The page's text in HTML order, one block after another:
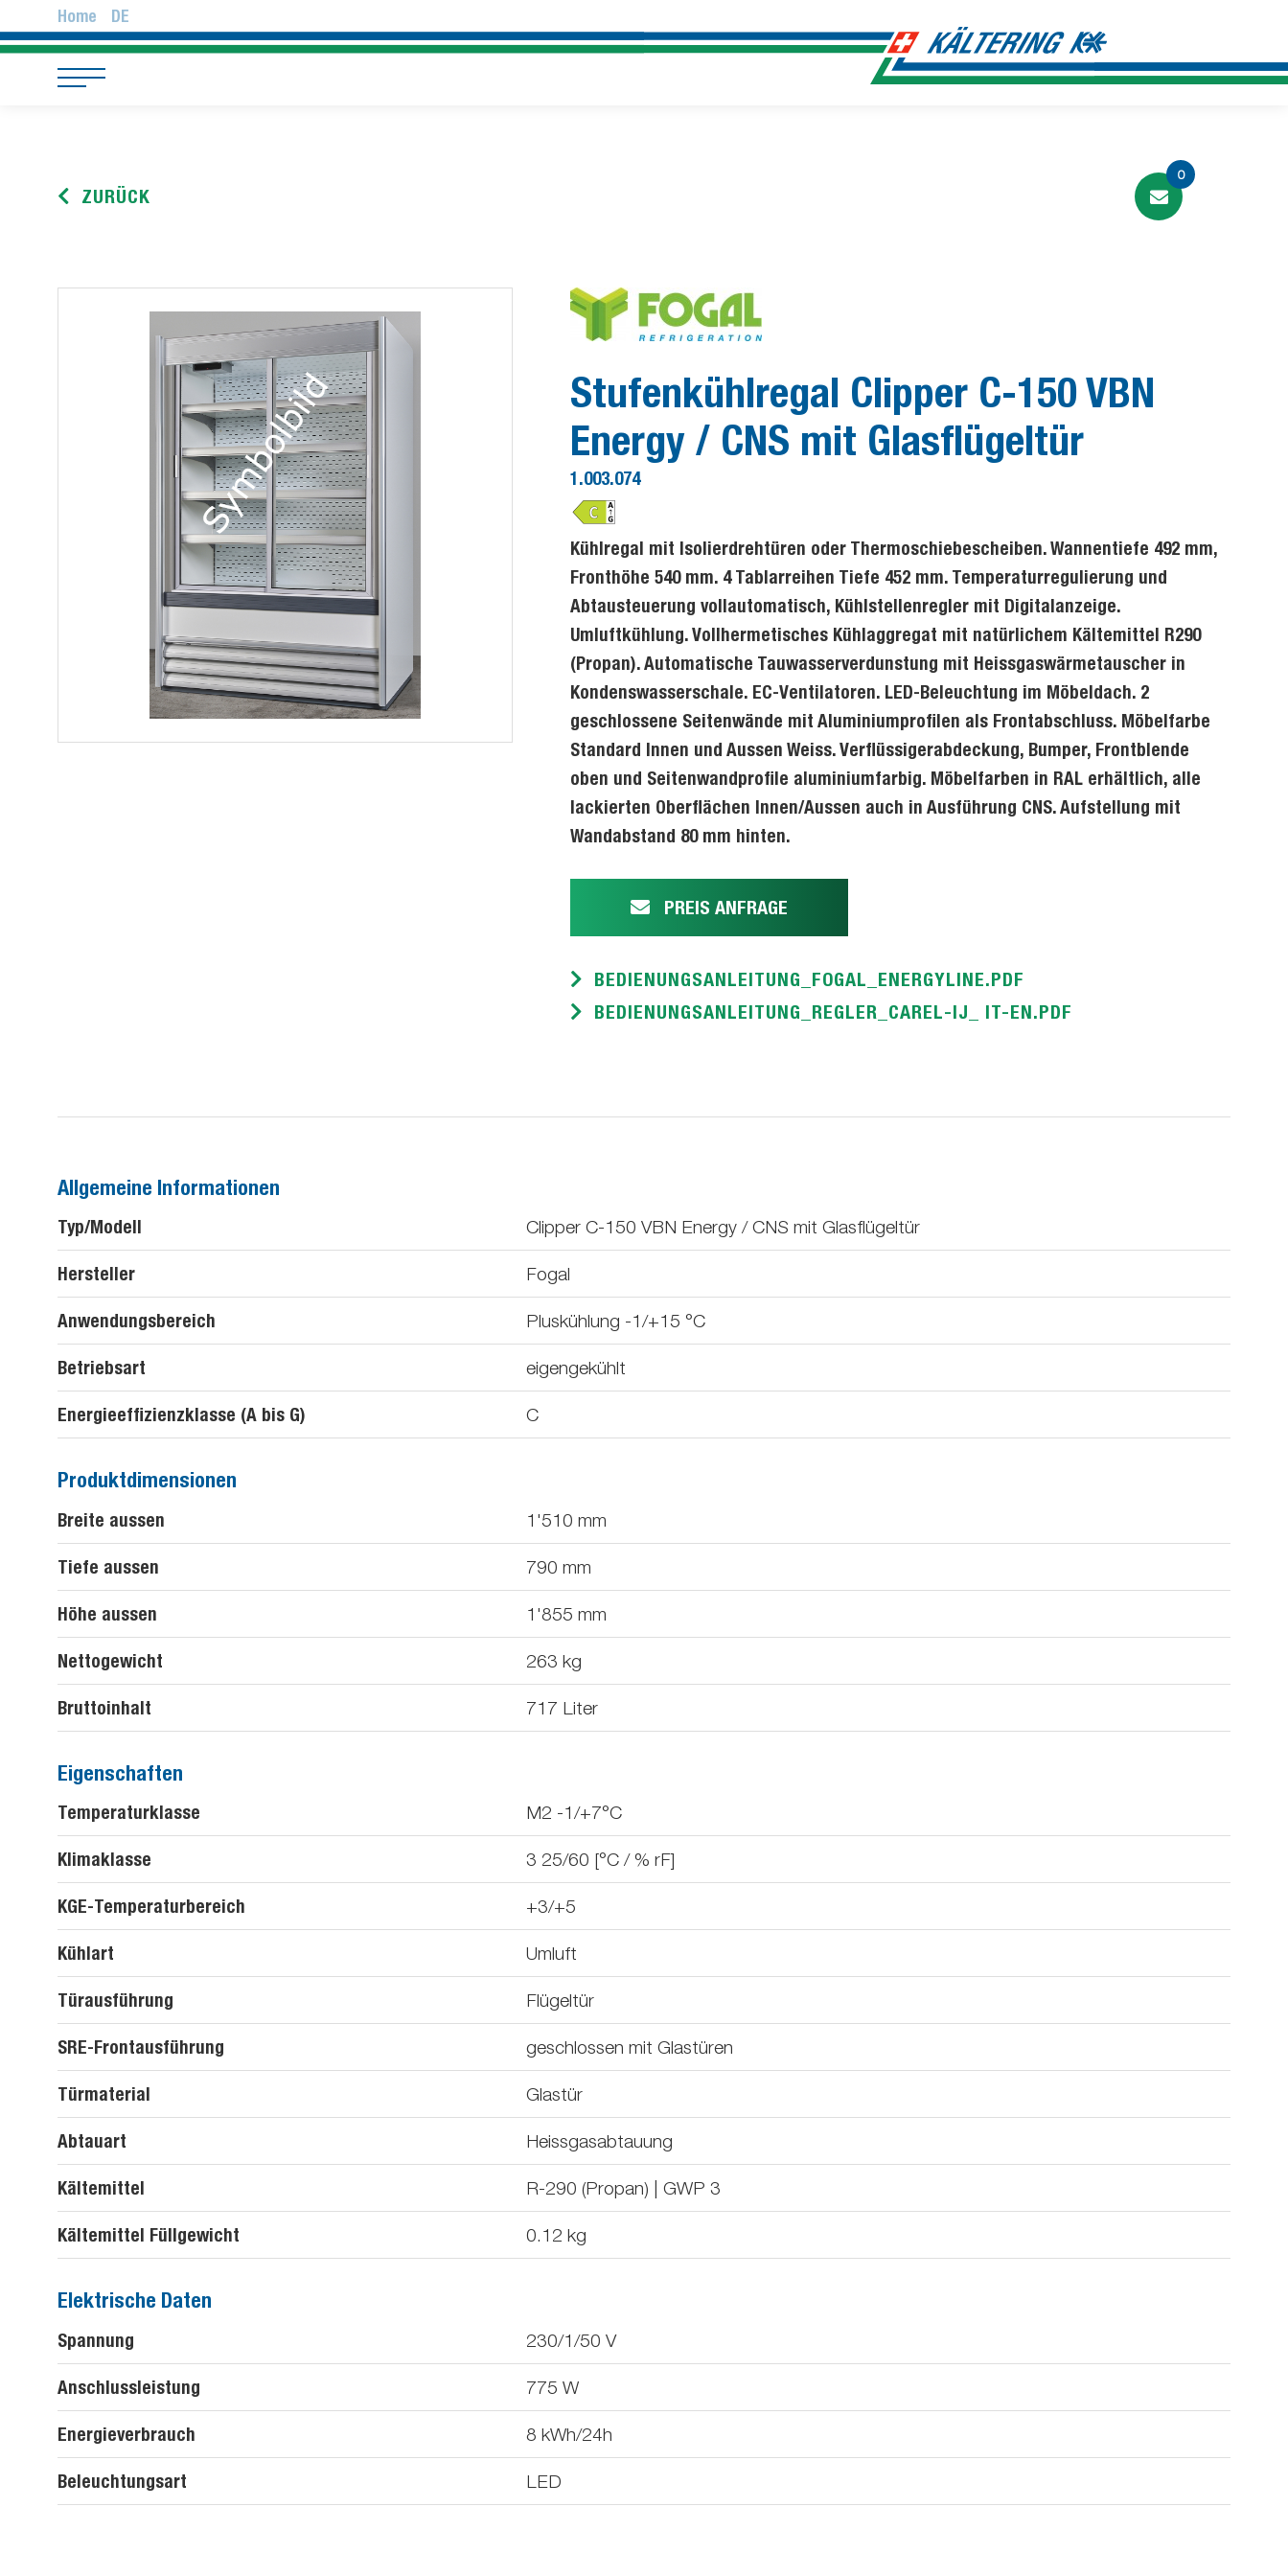
Home DE
0
ZURÜCK
Stufenkühlregal Clipper C-150 VBN
Energy / CNS mit Glasflügeltür
1.003.074
Kühlregal mit Isolierdrehtüren oder Thermoschiebescheiben. Wannentiefe 492 mm,
Fronthöhe 540 mm. 4 Tablarreihen Tiefe 452 mm. Temperaturregulierung und
Abtausteuerung vollautomatisch, Kühlstellenregler mit Digitalanzeige.
Umluftkühlung. Vollhermetisches Kühlaggregat mit natürlichem Kältemittel R290
(Propan). Automatische Tauwasserverdunstung mit Heissgaswärmetauscher in
Kondenswasserschale. EC-Ventilatoren. LED-Beleuchtung im Möbeldach. 2
geschlossene Seitenwände mit Aluminiumprofilen als Frontabschluss. Möbelfarbe
Standard Innen und Aussen Weiss. Verflüssigerabdeckung, Bumper, Frontblende
oben und Seitenwandprofile aluminiumfarbig. Möbelfarben in RAL erhältlich, alle
lackierten Oberflächen Innen/Aussen auch in Ausführung CNS. Aufstellung mit
Wandabstand 80 mm hinten.
PREIS ANFRAGE
BEDIENUNGSANLEITUNG_FOGAL_ENERGYLINE.PDF
BEDIENUNGSANLEITUNG_REGLER_CAREL-IJ_ IT-EN.PDF
Allgemeine Informationen
Typ/Modell Clipper C-150 VBN Energy / CNS mit Glasflügeltür
Hersteller Fogal
Anwendungsbereich Pluskühlung -1/+15 °C
Betriebsart eigengekühlt
Energieeffizienzklasse (A bis G) C
Produktdimensionen
Breite aussen 1'510 mm
Tiefe aussen 790 mm
Höhe aussen 1'855 mm
Nettogewicht 263 kg
Bruttoinhalt 717 Liter
Eigenschaften
Temperaturklasse M2 -1/+7°C
Klimaklasse 3 25/60 [°C / % rF]
KGE-Temperaturbereich +3/+5
Kühlart Umluft
Türausführung Flügeltür
SRE-Frontausführung geschlossen mit Glastüren
Türmaterial Glastür
Abtauart Heissgasabtauung
Kältemittel R-290 (Propan) | GWP 3
Kältemittel Füllgewicht 0.12 kg
Elektrische Daten
Spannung 230/1/50 V
Anschlussleistung 775 W
Energieverbrauch 8 kWh/24h
Beleuchtungsart LED